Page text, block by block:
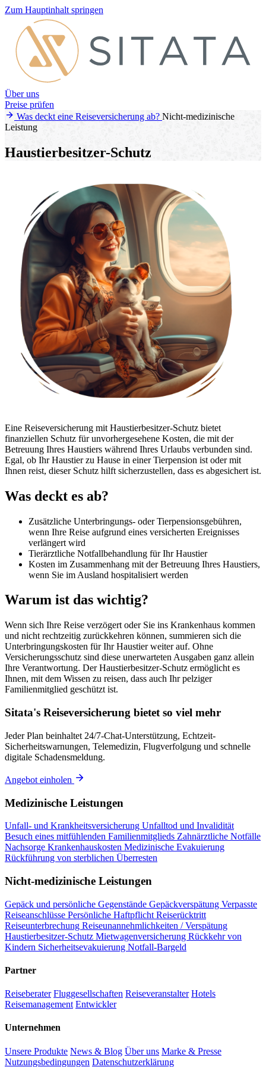
Zum Hauptinhalt springen
Über uns
Preise prüfen
Was deckt eine Reiseversicherung ab? Nicht-medizinische
Leistung
Haustierbesitzer-Schutz
Eine Reiseversicherung mit Haustierbesitzer-Schutz bietet
finanziellen Schutz für unvorhergesehene Kosten, die mit der
Betreuung Ihres Haustiers während Ihres Urlaubs verbunden sind.
Egal, ob Ihr Haustier zu Hause in einer Tierpension ist oder mit
Ihnen reist, dieser Schutz hilft sicherzustellen, dass es abgesichert ist.
Was deckt es ab?
Zusätzliche Unterbringungs- oder Tierpensionsgebühren,
wenn Ihre Reise aufgrund eines versicherten Ereignisses
verlängert wird
Tierärztliche Notfallbehandlung für Ihr Haustier
Kosten im Zusammenhang mit der Betreuung Ihres Haustiers,
wenn Sie im Ausland hospitalisiert werden
Warum ist das wichtig?
Wenn sich Ihre Reise verzögert oder Sie ins Krankenhaus kommen
und nicht rechtzeitig zurückkehren können, summieren sich die
Unterbringungskosten für Ihr Haustier weiter auf. Ohne
Versicherungsschutz sind diese unerwarteten Ausgaben ganz allein
Ihre Verantwortung. Der Haustierbesitzer-Schutz ermöglicht es
Ihnen, mit dem Wissen zu reisen, dass auch Ihr pelziger
Familienmitglied geschützt ist.
Sitata's Reiseversicherung bietet so viel mehr
Jeder Plan beinhaltet 24/7-Chat-Unterstützung, Echtzeit-
Sicherheitswarnungen, Telemedizin, Flugverfolgung und schnelle
digitale Schadensmeldung.
Angebot einholen
Medizinische Leistungen
Unfall- und Krankheitsversicherung Unfalltod und Invalidität
Besuch eines mitfühlenden Familienmitglieds Zahnärztliche Notfälle
Nachsorge Krankenhauskosten Medizinische Evakuierung
Rückführung von sterblichen Überresten
Nicht-medizinische Leistungen
Gepäck und persönliche Gegenstände Gepäckverspätung Verpasste
Reiseanschlüsse Persönliche Haftpflicht Reiserücktritt
Reiseunterbrechung Reiseunannehmlichkeiten / Verspätung
Haustierbesitzer-Schutz Mietwagenversicherung Rückkehr von
Kindern Sicherheitsevakuierung Notfall-Bargeld
Partner
Reiseberater Fluggesellschaften Reiseveranstalter Hotels
Reisemanagement Entwickler
Unternehmen
Unsere Produkte News & Blog Über uns Marke & Presse
Nutzungsbedingungen Datenschutzerklärung